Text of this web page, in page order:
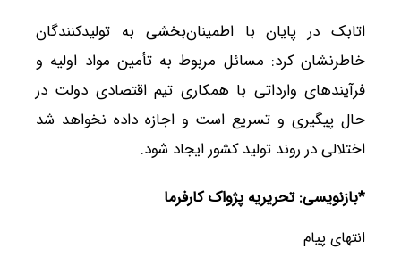
اتابک در پایان با اطمینان‌بخشی به تولیدکنندگان
خاطرنشان کرد: مسائل مربوط به تأمین مواد اولیه و
فرآیندهای وارداتی با همکاری تیم اقتصادی دولت در
حال پیگیری و تسریع است و اجازه داده نخواهد شد
اختلالی در روند تولید کشور ایجاد شود.
*بازنویسی: تحریریه پژواک کارفرما
انتهای پیام